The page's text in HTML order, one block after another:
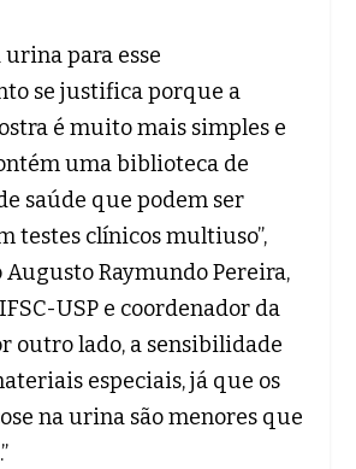
urina para esse
se justifica porque a
é muito mais simples e
uma biblioteca de
saúde que podem ser
testes clínicos multiuso”,
Augusto Raymundo Pereira,
USP e coordenador da
outro lado, a sensibilidade
especiais, já que os
na urina são menores que